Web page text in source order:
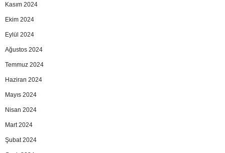
Kasım 2024
Ekim 2024
Eylül 2024
Ağustos 2024
Temmuz 2024
Haziran 2024
Mayıs 2024
Nisan 2024
Mart 2024
Şubat 2024